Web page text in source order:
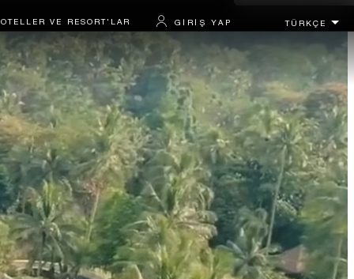
VE RESORT'LAR GIRIŞ YAP